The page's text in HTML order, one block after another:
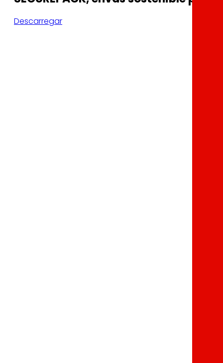
Descarregar